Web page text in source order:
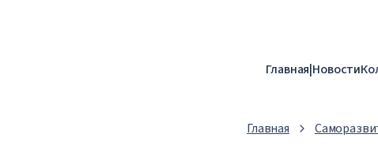
Главная|Новости
Главная